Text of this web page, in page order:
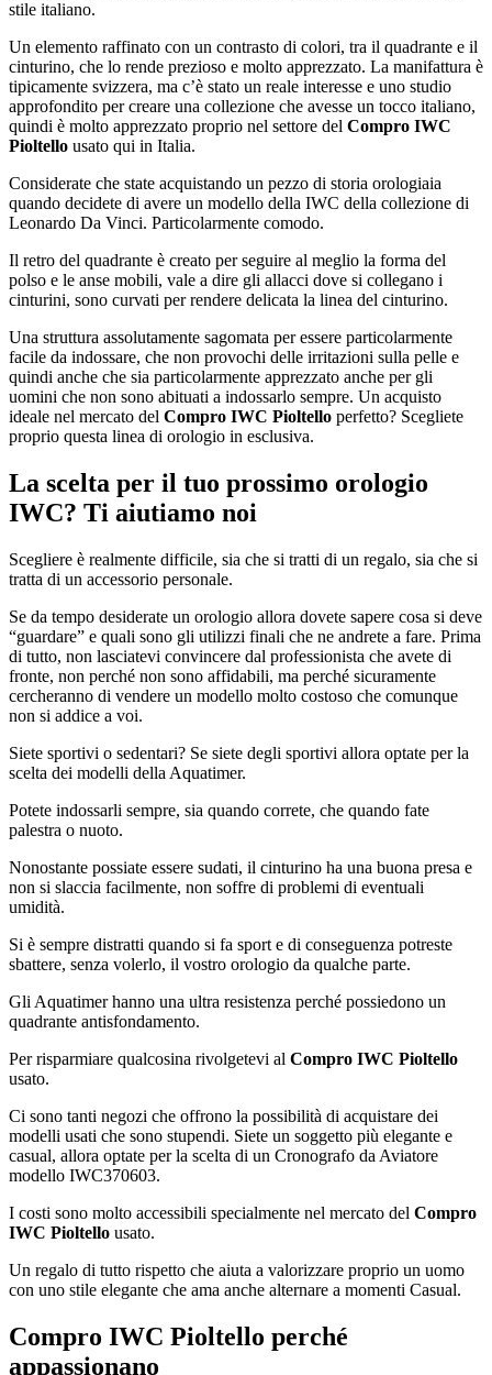
stile italiano.
Un elemento raffinato con un contrasto di colori, tra il quadrante e il
cinturino, che lo rende prezioso e molto apprezzato. La manifattura è
tipicamente svizzera, ma c’è stato un reale interesse e uno studio
approfondito per creare una collezione che avesse un tocco italiano,
quindi è molto apprezzato proprio nel settore del Compro IWC
Pioltello usato qui in Italia.
Considerate che state acquistando un pezzo di storia orologiaia
quando decidete di avere un modello della IWC della collezione di
Leonardo Da Vinci. Particolarmente comodo.
Il retro del quadrante è creato per seguire al meglio la forma del
polso e le anse mobili, vale a dire gli allacci dove si collegano i
cinturini, sono curvati per rendere delicata la linea del cinturino.
Una struttura assolutamente sagomata per essere particolarmente
facile da indossare, che non provochi delle irritazioni sulla pelle e
quindi anche che sia particolarmente apprezzato anche per gli
uomini che non sono abituati a indossarlo sempre. Un acquisto
ideale nel mercato del Compro IWC Pioltello perfetto? Scegliete
proprio questa linea di orologio in esclusiva.
La scelta per il tuo prossimo orologio
IWC? Ti aiutiamo noi
Scegliere è realmente difficile, sia che si tratti di un regalo, sia che si
tratta di un accessorio personale.
Se da tempo desiderate un orologio allora dovete sapere cosa si deve
“guardare” e quali sono gli utilizzi finali che ne andrete a fare. Prima
di tutto, non lasciatevi convincere dal professionista che avete di
fronte, non perché non sono affidabili, ma perché sicuramente
cercheranno di vendere un modello molto costoso che comunque
non si addice a voi.
Siete sportivi o sedentari? Se siete degli sportivi allora optate per la
scelta dei modelli della Aquatimer.
Potete indossarli sempre, sia quando correte, che quando fate
palestra o nuoto.
Nonostante possiate essere sudati, il cinturino ha una buona presa e
non si slaccia facilmente, non soffre di problemi di eventuali
umidità.
Si è sempre distratti quando si fa sport e di conseguenza potreste
sbattere, senza volerlo, il vostro orologio da qualche parte.
Gli Aquatimer hanno una ultra resistenza perché possiedono un
quadrante antisfondamento.
Per risparmiare qualcosina rivolgetevi al Compro IWC Pioltello
usato.
Ci sono tanti negozi che offrono la possibilità di acquistare dei
modelli usati che sono stupendi. Siete un soggetto più elegante e
casual, allora optate per la scelta di un Cronografo da Aviatore
modello IWC370603.
I costi sono molto accessibili specialmente nel mercato del Compro
IWC Pioltello usato.
Un regalo di tutto rispetto che aiuta a valorizzare proprio un uomo
con uno stile elegante che ama anche alternare a momenti Casual.
Compro IWC Pioltello perché
appassionano